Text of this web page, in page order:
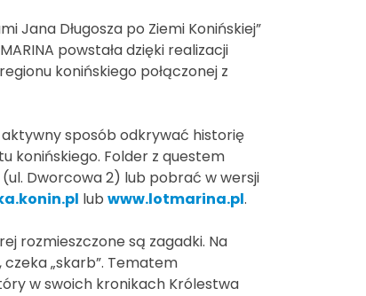
Długosza po Ziemi Konińskiej”
powstała dzięki realizacji
konińskiego połączonej z
sposób odkrywać historię
konińskiego. Folder z questem
Dworcowa 2) lub pobrać w wersji
lub www.lotmarina.pl.
rozmieszczone są zagadki. Na
„skarb”. Tematem
w swoich kronikach Królestwa